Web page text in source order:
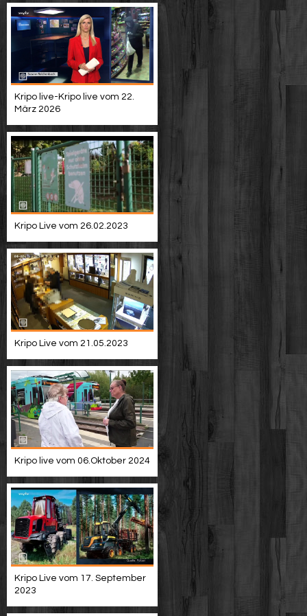
Kripo live-Kripo live vom 22.
März 2026
Kripo Live vom 26.02.2023
Kripo Live vom 21.05.2023
Kripo live vom 06.Oktober 2024
Kripo Live vom 17. September
2023